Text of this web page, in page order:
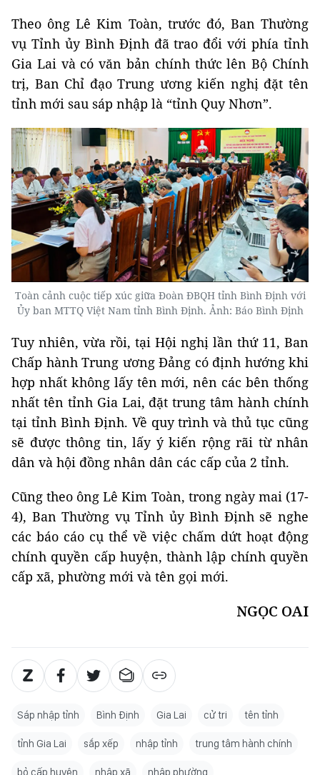
Theo ông Lê Kim Toàn, trước đó, Ban Thường
vụ Tỉnh ủy Bình Định đã trao đổi với phía tỉnh
Gia Lai và có văn bản chính thức lên Bộ Chính
trị, Ban Chỉ đạo Trung ương kiến nghị đặt tên
tỉnh mới sau sáp nhập là “tỉnh Quy Nhơn”.
Toàn cảnh cuộc tiếp xúc giữa Đoàn ĐBQH tỉnh Bình Định với
Ủy ban MTTQ Việt Nam tỉnh Bình Định. Ảnh: Báo Bình Định
Tuy nhiên, vừa rồi, tại Hội nghị lần thứ 11, Ban
Chấp hành Trung ương Đảng có định hướng khi
hợp nhất không lấy tên mới, nên các bên thống
nhất tên tỉnh Gia Lai, đặt trung tâm hành chính
tại tỉnh Bình Định. Về quy trình và thủ tục cũng
sẽ được thông tin, lấy ý kiến rộng rãi từ nhân
dân và hội đồng nhân dân các cấp của 2 tỉnh.
Cũng theo ông Lê Kim Toàn, trong ngày mai (17-
4), Ban Thường vụ Tỉnh ủy Bình Định sẽ nghe
các báo cáo cụ thể về việc chấm dứt hoạt động
chính quyền cấp huyện, thành lập chính quyền
cấp xã, phường mới và tên gọi mới.
NGỌC OAI
Sáp nhập tỉnh Bình Định Gia Lai cử tri tên tỉnh
tỉnh Gia Lai sắp xếp nhập tỉnh trung tâm hành chính
bỏ cấp huyện nhập xã nhập phường